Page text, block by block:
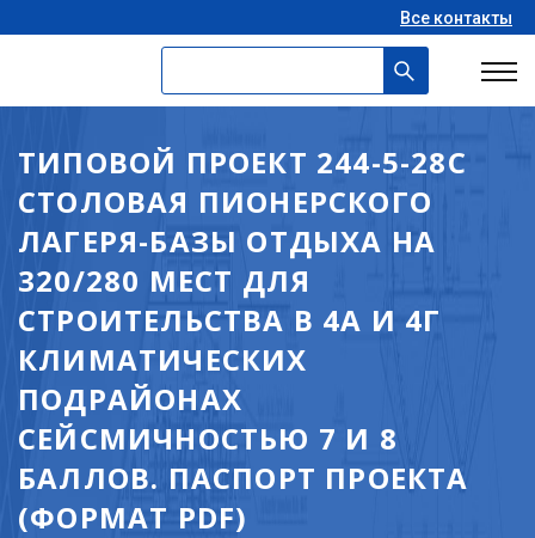
Все контакты
ТИПОВОЙ ПРОЕКТ 244-5-28С
СТОЛОВАЯ ПИОНЕРСКОГО
ЛАГЕРЯ-БАЗЫ ОТДЫХА НА
320/280 МЕСТ ДЛЯ
СТРОИТЕЛЬСТВА В 4А И 4Г
КЛИМАТИЧЕСКИХ
ПОДРАЙОНАХ
СЕЙСМИЧНОСТЬЮ 7 И 8
БАЛЛОВ. ПАСПОРТ ПРОЕКТА
(ФОРМАТ PDF)